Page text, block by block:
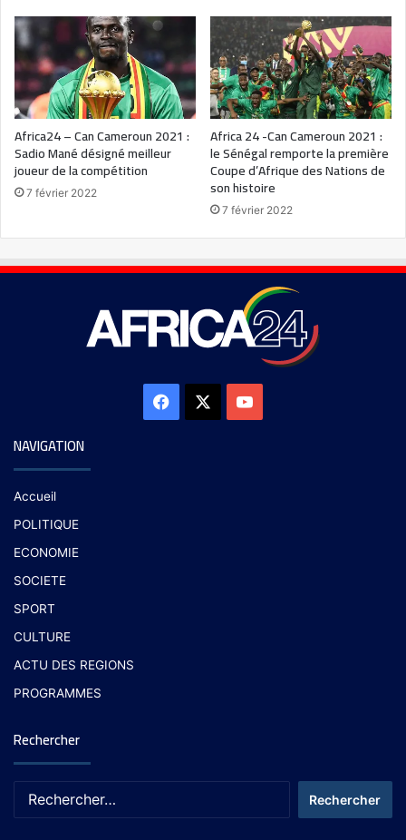
Africa24 – Can Cameroun 2021 :
Sadio Mané désigné meilleur
joueur de la compétition
7 février 2022
Africa 24 -Can Cameroun 2021 :
le Sénégal remporte la première
Coupe d’Afrique des Nations de
son histoire
7 février 2022
NAVIGATION
Accueil
POLITIQUE
ECONOMIE
SOCIETE
SPORT
CULTURE
ACTU DES REGIONS
PROGRAMMES
Rechercher